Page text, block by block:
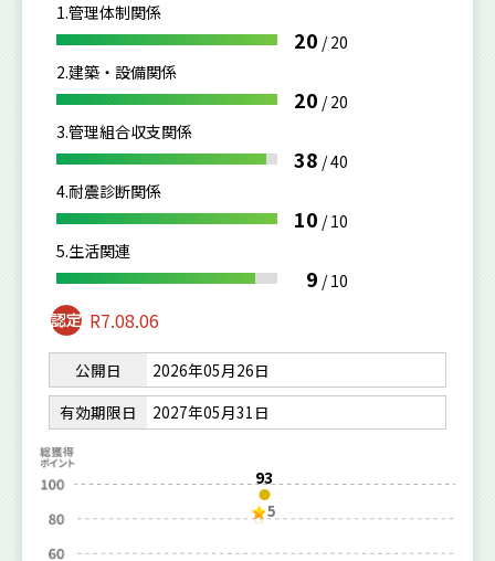
1.管理体制関係
20 /20
2.建築・設備関係
20 /20
3.管理組合収支関係
38 /40
4.耐震診断関係
10 /10
5.生活関連
9 /10
R7.08.06
公開日
2026年05月26日
有効期限日
2027年05月31日
93
5